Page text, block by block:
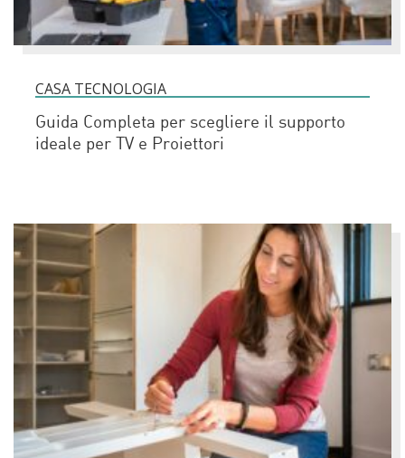
CASA TECNOLOGIA
Guida Completa per scegliere il supporto
ideale per TV e Proiettori